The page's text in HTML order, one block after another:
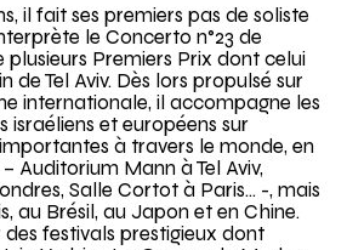
il fait ses premiers pas de soliste
le Concerto n°23 de
Premiers Prix dont celui
de Tel Aviv. Dès lors propulsé sur
internationale, il accompagne les
israéliens et européens sur
à travers le monde, en
Auditorium Mann à Tel Aviv,
Salle Cortot à Paris… -, mais
au Brésil, au Japon et en Chine.
festivals prestigieux dont